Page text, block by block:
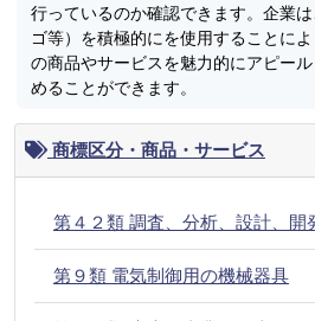
行っているのか確認できます。企業
ゴ等）を積極的にを使用することに
の商品やサービスを魅力的にアピー
めることができます。
商標区分・商品・サービス
第４２類 調査、分析、設計、開
第９類 電気制御用の機械器具